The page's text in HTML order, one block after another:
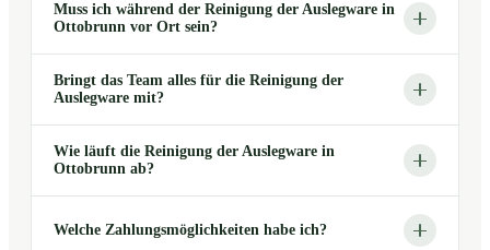
Muss ich während der Reinigung der Auslegware in
Ottobrunn vor Ort sein?
Bringt das Team alles für die Reinigung der
Auslegware mit?
Wie läuft die Reinigung der Auslegware in
Ottobrunn ab?
Welche Zahlungsmöglichkeiten habe ich?